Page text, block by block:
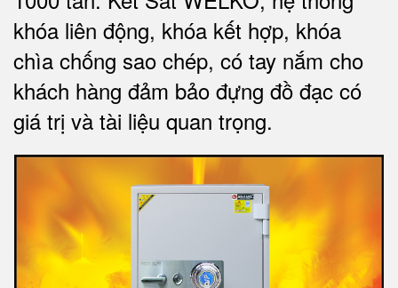
khóa liên động, khóa kết hợp, khóa
chìa chống sao chép, có tay nắm cho
khách hàng đảm bảo đựng đồ đạc có
giá trị và tài liệu quan trọng.